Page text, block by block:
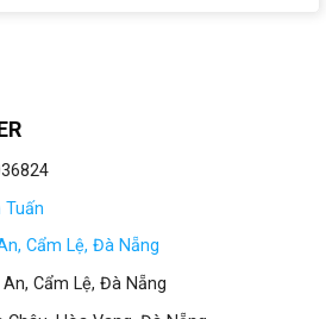
Tuấn
Cẩm Lệ, Đà Nẵng
Cẩm Lệ, Đà Nẵng